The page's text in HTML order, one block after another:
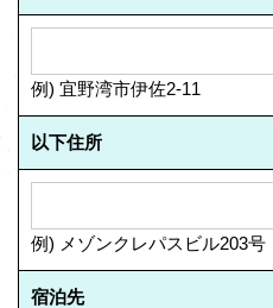
例) 宜野湾市伊佐2-11
以下住所
例) メゾンクレパスビル203号
宿泊先